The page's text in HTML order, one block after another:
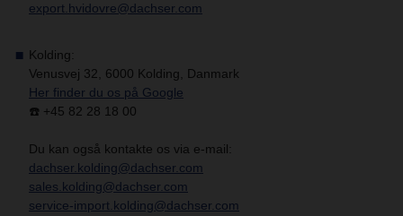
export.hvidovre@dachser.com
Kolding:
Venusvej 32, 6000 Kolding, Danmark
Her finder du os på Google
☎️ +45 82 28 18 00
Du kan også kontakte os via e-mail:
dachser.kolding@dachser.com
sales.kolding@dachser.com
service-import.kolding@dachser.com